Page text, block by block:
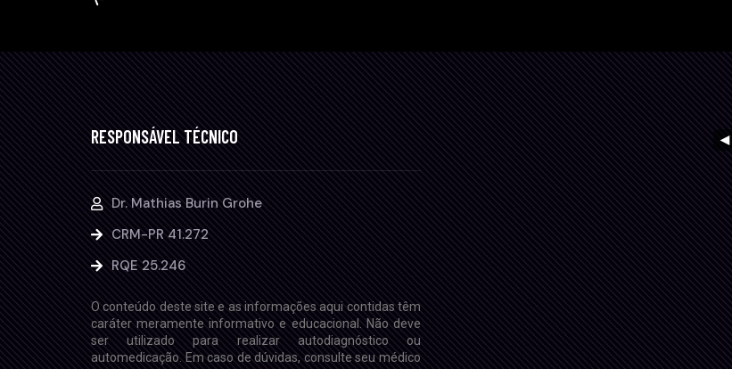
RESPONSÁVEL TÉCNICO
Dr. Mathias Burin Grohe
CRM-PR 41.272
RQE 25.246
O conteúdo deste site e as informações aqui contidas têm
caráter meramente informativo e educacional. Não deve
ser utilizado para realizar autodiagnóstico ou
automedicação. Em caso de dúvidas, consulte seu médico